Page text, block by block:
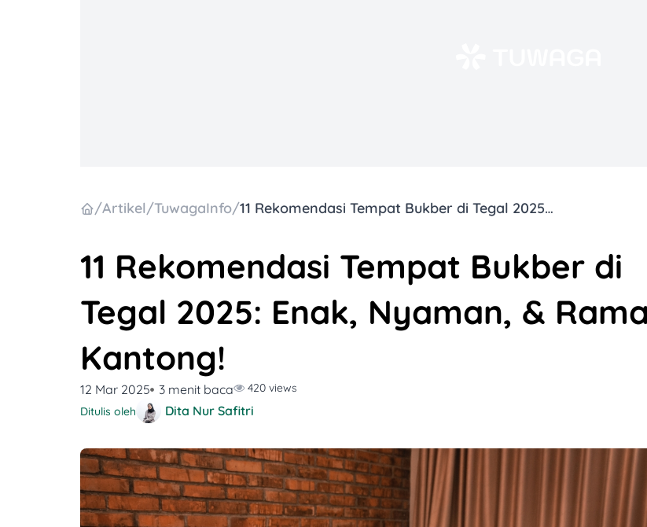
/Artikel/TuwagaInfo/ 11 Rekomendasi Tempat Bukber di Tegal 2025: Enak, Nyaman, & Ramah Kantong!
11 Rekomendasi Tempat Bukber di
Tegal 2025: Enak, Nyaman, &
Kantong!
12 Mar 2025 3 menit baca
420 views
Ditulis oleh
Dita Nur Safitri